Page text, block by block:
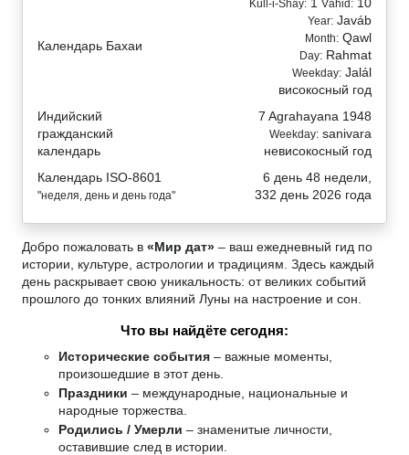
Календарь Бахаи
Kull-i-Shay: Váhid:
Year: Javáb
Month: Qawl
Day: Rahmat
Weekday: Jalál
високосный год
Индийский
гражданский
календарь
7 Agrahayana 1948
Weekday: sanivara
невисокосный год
Календарь ISO-8601
"неделя, день и день года"
6 день 48 недели,
332 день 2026 года
Добро пожаловать в «Мир дат» – ваш ежедневный гид по
истории, культуре, астрологии и традициям. Здесь каждый
день раскрывает свою уникальность: от великих событий
прошлого до тонких влияний Луны на настроение и сон.
Что вы найдёте сегодня:
Исторические события – важные моменты,
произошедшие в этот день.
Праздники – международные, национальные и
народные торжества.
Родились / Умерли – знаменитые личности,
оставившие след в истории.